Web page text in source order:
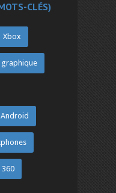
CLÉS)
Xbox
graphique
Android
360